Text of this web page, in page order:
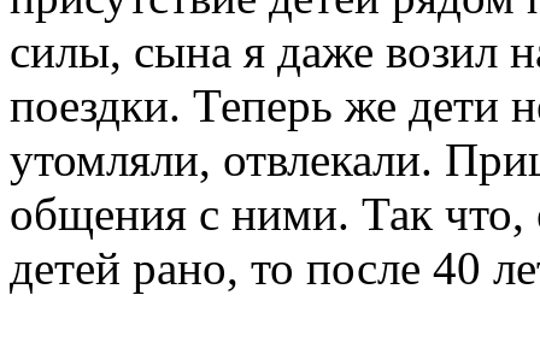
силы, сына я даже возил
поездки. Теперь же дети
утомляли, отвлекали.
общения с ними. Так что,
детей рано, то после 40